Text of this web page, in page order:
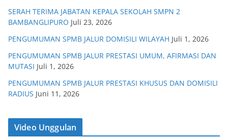
SERAH TERIMA JABATAN KEPALA SEKOLAH SMPN 2
BAMBANGLIPURO Juli 23, 2026
PENGUMUMAN SPMB JALUR DOMISILI WILAYAH Juli 1, 2026
PENGUMUMAN SPMB JALUR PRESTASI UMUM, AFIRMASI DAN
MUTASI Juli 1, 2026
PENGUMUMAN SPMB JALUR PRESTASI KHUSUS DAN DOMISILI
RADIUS Juni 11, 2026
Video Unggulan